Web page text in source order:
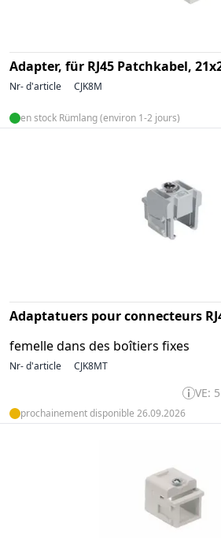
Adapter, für RJ45 Patchkabel,
Nr- d'article CJK8M
en stock Rümlang (environ 1-2 jours)
Adaptatuers pour connecteurs
femelle dans des boîtiers fixes
Nr- d'article CJK8MT
VE:
prochainement disponible 26.09.2026